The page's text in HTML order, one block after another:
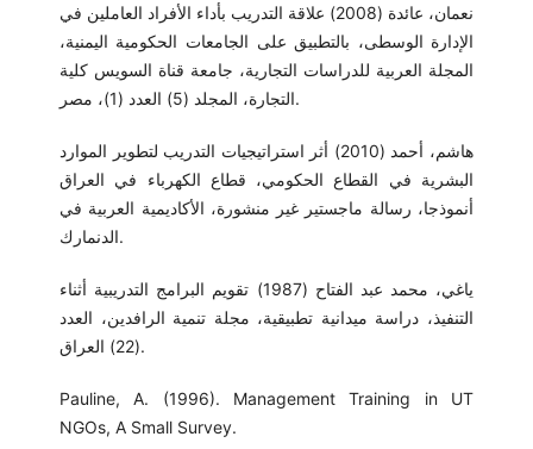
نعمان، عائدة (2008) علاقة التدريب بأداء الأفراد العاملين في
الإدارة الوسطى، بالتطبيق على الجامعات الحكومية اليمنية،
المجلة العربية للدراسات التجارية، جامعة قناة السويس كلية
التجارة، المجلد (5) العدد (1)، مصر.
هاشم، أحمد (2010) أثر استراتيجيات التدريب لتطوير الموارد
البشرية في القطاع الحكومي، قطاع الكهرباء في العراق
أنموذجا، رسالة ماجستير غير منشورة، الأكاديمية العربية في
الدنمارك.
ياغي، محمد عبد الفتاح (1987) تقويم البرامج التدريبية أثناء
التنفيذ، دراسة ميدانية تطبيقية، مجلة تنمية الرافدين، العدد
(22) العراق.
Pauline, A. (1996). Management Training in UT
NGOs, A Small Survey.